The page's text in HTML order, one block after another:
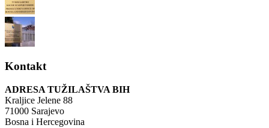
Kontakt
ADRESA TUŽILAŠTVA BIH
Kraljice Jelene 88
71000 Sarajevo
Bosna i Hercegovina